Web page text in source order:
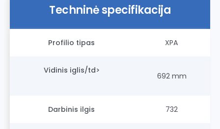
Techninė specifikacija
Profilio tipas XPA
Vidinis iglis/td>
692 mm
Darbinis ilgis 732